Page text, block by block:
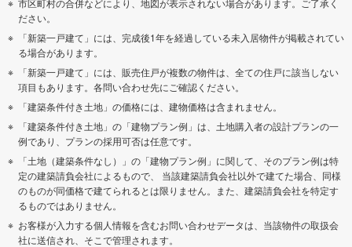
ださい。
「新築一戸建て」には、完成後1年を経過している未入居物件が掲載されてい
る場合があります。
「新築一戸建て」には、販売住戸が複数の物件は、全ての住戸に該当しない
項目もあります。各問い合わせ先にご確認ください。
「建築条件付き土地」の価格には、建物価格は含まれません。
「建築条件付き土地」の「建物プラン例」は、土地購入者の設計プランの一
例であり、プランの採用可否は任意です。
「土地（建築条件なし）」の「建物プラン例」に関して、そのプラン例は特
定の建築請負会社によるもので、 当該建築請負会社以外で建てた場合、同様
のものが同価格で建てられるとは限りません。また、建築請負会社を特定す
るものではありません。
お客様が入力する個人情報を含むお問い合わせデータは、当該物件の取扱会
社に送信され、そこで管理されます。